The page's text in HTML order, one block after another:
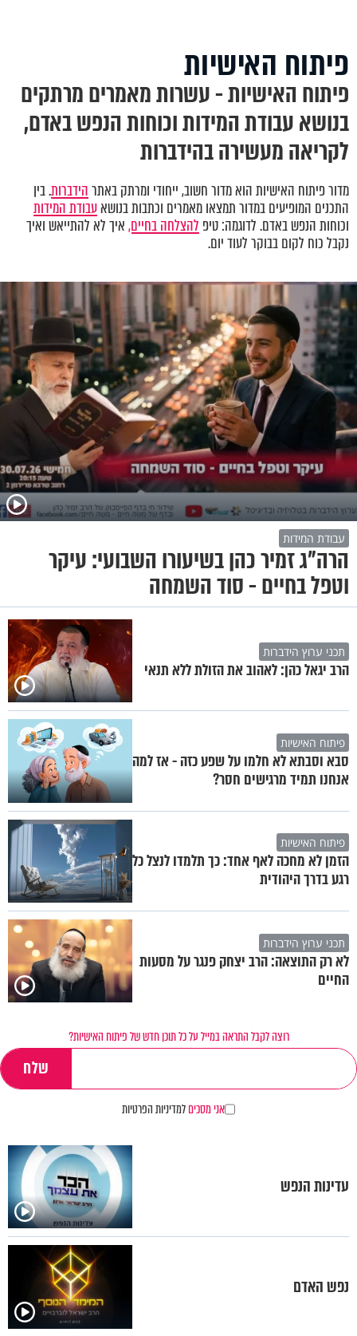
פיתוח האישיות
פיתוח האישיות - עשרות מאמרים מרתקים
בנושא עבודת המידות וכוחות הנפש באדם,
לקריאה מעשירה בהידברות
מדור פיתוח האישיות הוא מדור חשוב, ייחודי ומרתק באתרהידברות. בין
התכנים המופיעים במדור תמצאו מאמרים וכתבות בנושאעבודת המידות
וכוחות הנפש באדם. לדוגמה: טיפ להצלחה בחיים,איך לא להתייאש ואיך
נקבל כוח לקום בבוקר לעוד יום.
עבודת המידות
הרה"ג זמיר כהן בשיעורו השבועי: עיקר
וטפל בחיים - סוד השמחה
תכני ערוץ הידברות
הרב יגאל כהן: לאהוב את הזולת ללא תנאי
פיתוח האישיות
סבא וסבתא לא חלמו על שפע כזה - אז למה
אנחנו תמיד מרגישים חסר?
פיתוח האישיות
הזמן לא מחכה לאף אחד: כך תלמדו לנצל כל
רגע בדרך היהודית
תכני ערוץ הידברות
לא רק התוצאה: הרב יצחק פנגר על מסעות
החיים
רוצה לקבל התראה במייל על כל תוכן חדש של פיתוח האישיות?
אני מסכיםלמדיניות הפרטיות
עדינות הנפש
נפש האדם